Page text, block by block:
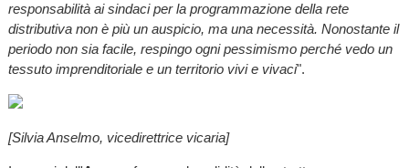
responsabilità ai sindaci per la programmazione della rete
distributiva non è più un auspicio, ma una necessità. Nonostante il
periodo non sia facile, respingo ogni pessimismo perché vedo un
tessuto imprenditoriale e un territorio vivi e vivaci".
[Silvia Anselmo, vicedirettrice vicaria]